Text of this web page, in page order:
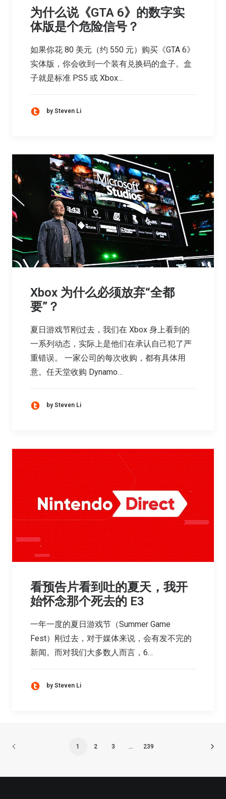
为什么说《GTA 6》的数字实
体版是个危险信号？
如果你花 80 美元（约 550 元）购买《GTA 6》
实体版，你会收到一个装有兑换码的盒子。盒
子就是标准 PS5 或 Xbox…
by Steven Li
Xbox 为什么必须放弃“全都
要”？
夏日游戏节刚过去，我们在 Xbox 身上看到的
一系列动态，实际上是他们在承认自己犯了严
重错误。 一家公司的每次收购，都有具体用
意。任天堂收购 Dynamo…
by Steven Li
看预告片看到吐的夏天，我开
始怀念那个死去的 E3
一年一度的夏日游戏节（Summer Game
Fest）刚过去，对于媒体来说，会有发不完的
新闻。而对我们大多数人而言，6…
by Steven Li
1 2 3 … 239